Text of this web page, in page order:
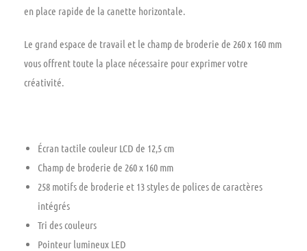
en place rapide de la canette horizontale.
Le grand espace de travail et le champ de broderie de 260 x 160 mm
vous offrent toute la place nécessaire pour exprimer votre
créativité.
Écran tactile couleur LCD de 12,5 cm
Champ de broderie de 260 x 160 mm
258 motifs de broderie et 13 styles de polices de caractères
intégrés
Tri des couleurs
Pointeur lumineux LED